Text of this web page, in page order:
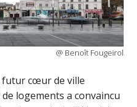
@ Benoît Fougeirol
futur cœur de ville
logements a convaincu